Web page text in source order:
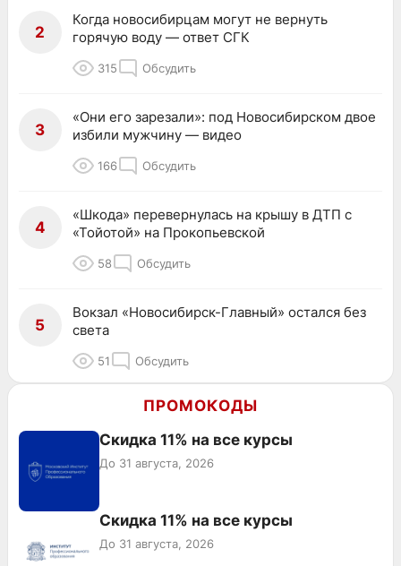
2
Когда новосибирцам могут не вернуть
горячую воду — ответ СГК
315 Обсудить
3
«Они его зарезали»: под Новосибирском двое
избили мужчину — видео
166 Обсудить
4
«Шкода» перевернулась на крышу в ДТП с
«Тойотой» на Прокопьевской
58 Обсудить
5
Вокзал «Новосибирск-Главный» остался без
света
51 Обсудить
ПРОМОКОДЫ
Скидка 11% на все курсы
До 31 августа, 2026
Скидка 11% на все курсы
До 31 августа, 2026